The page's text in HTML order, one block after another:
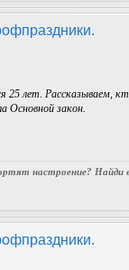
лет. Рассказываем,
Основной закон.
настроение? Найди